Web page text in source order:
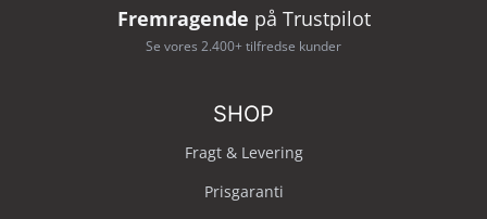
Fremragende på Trustpilot
Se vores 2.400+ tilfredse kunder
SHOP
Fragt & Levering
Prisgaranti